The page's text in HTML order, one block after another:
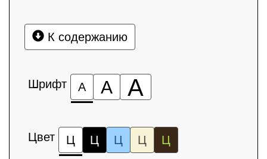
К содержанию
Шрифт А А А
Цвет Ц Ц Ц Ц Ц